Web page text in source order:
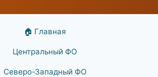
🏠 Главная
Центральный ФО
Северо-Западный ФО